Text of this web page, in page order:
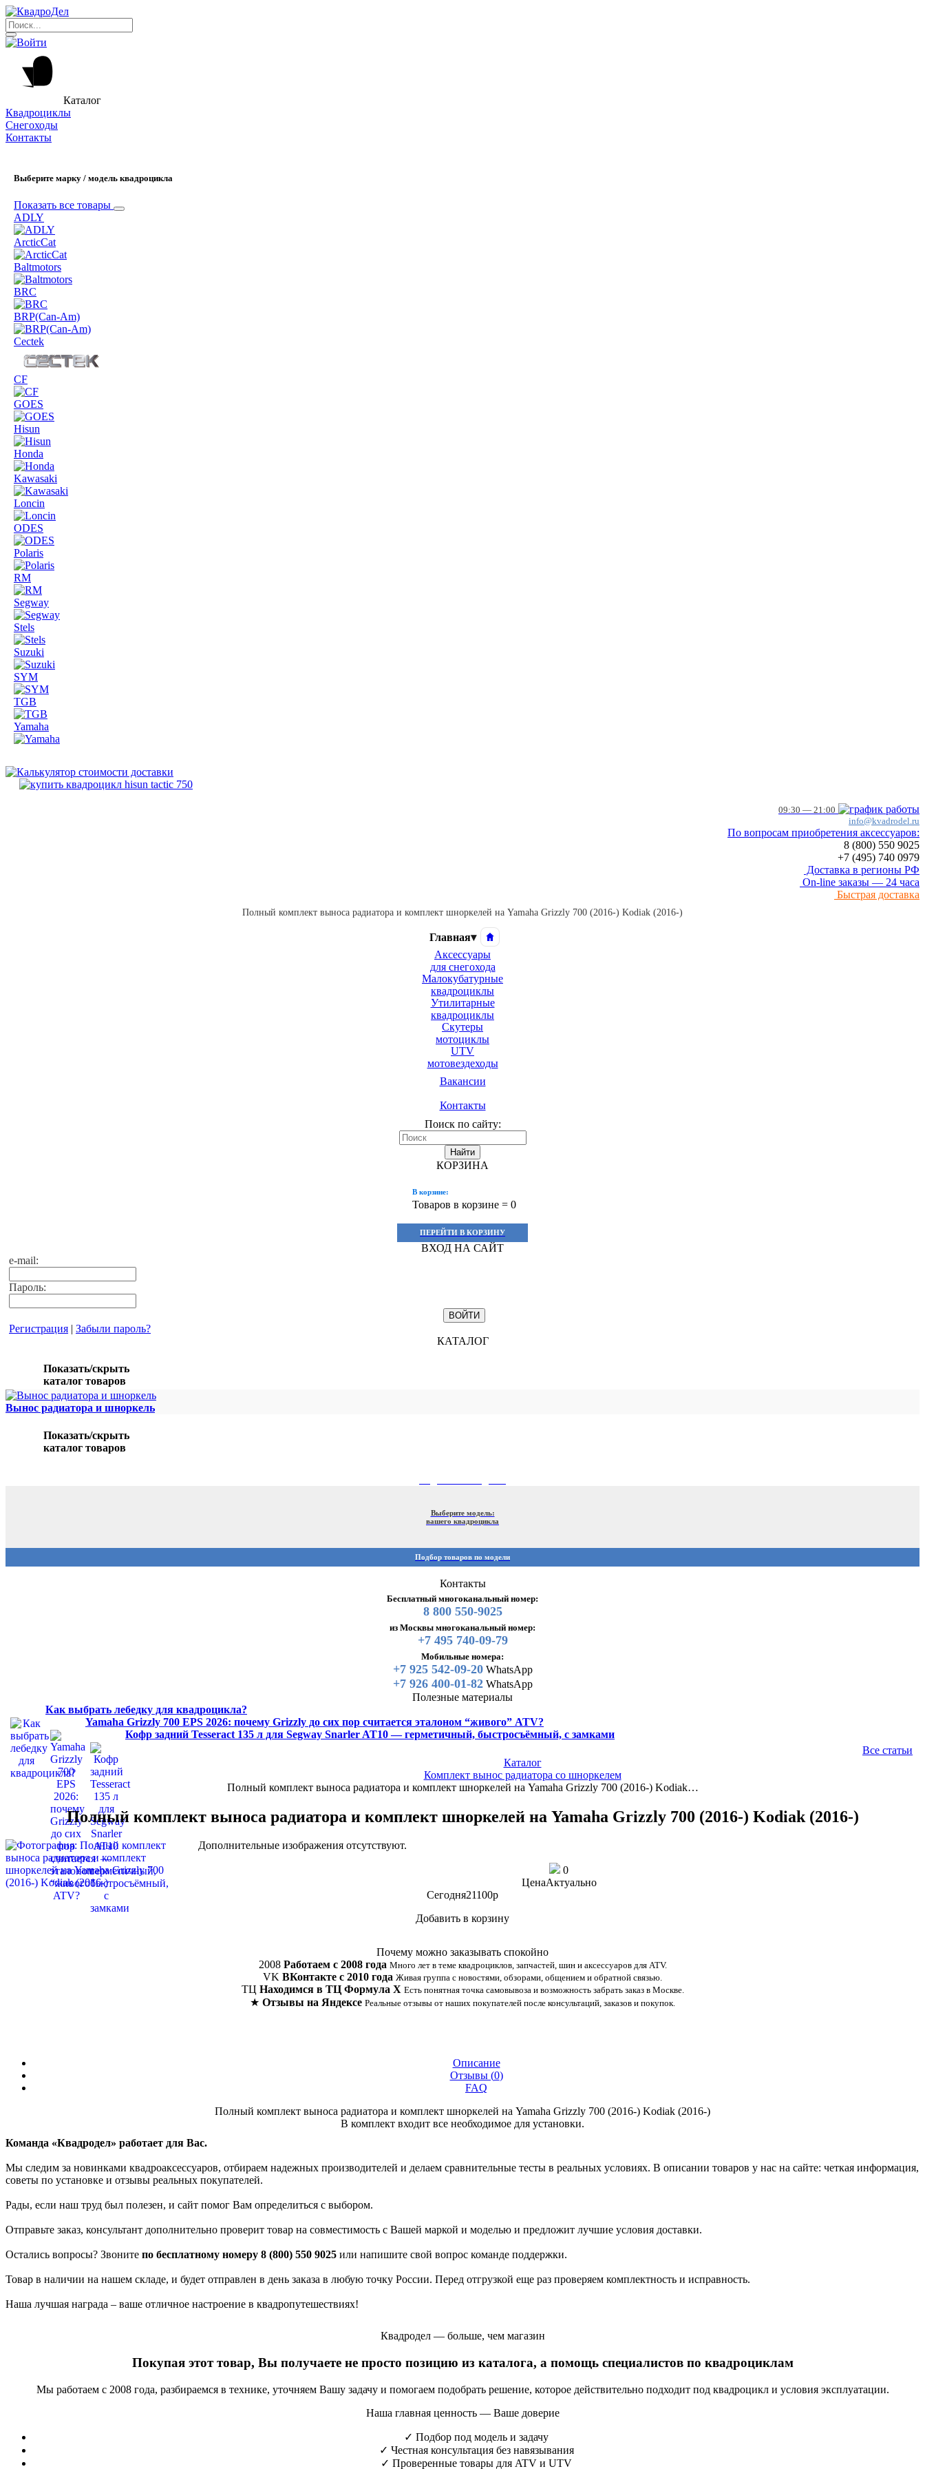
Каталог
Квадроциклы
Снегоходы
Контакты
Выберите марку / модель квадроцикла
Показать все товары
ADLY
ArcticCat
Baltmotors
BRC
BRP(Can-Am)
Cectek
CF
GOES
Hisun
Honda
Kawasaki
Loncin
ODES
Polaris
RM
Segway
Stels
Suzuki
SYM
TGB
Yamaha
09:30 — 21:00
info@kvadrodel.ru
По вопросам приобретения аксессуаров:
8 (800) 550 9025
+7 (495) 740 0979
Доставка в регионы РФ
On-line заказы — 24 часа
Быстрая доставка
Полный комплект выноса радиатора и комплект шноркелей на Yamaha Grizzly 700 (2016-) Kodiak (2016-)
Главная▾
Аксессуары
для снегохода
Малокубатурные
квадроциклы
Утилитарные
квадроциклы
Скутеры
мотоциклы
UTV
мотовездеходы
Вакансии
Контакты
Поиск по сайту:
Найти
КОРЗИНА
В корзине:
Товаров в корзине = 0
ПЕРЕЙТИ В КОРЗИНУ
ВХОД НА САЙТ
e-mail:
Пароль:
Регистрация | Забыли пароль?
КАТАЛОГ
Показать/скрыть
каталог товаров
Вынос радиатора и шноркель
Показать/скрыть
каталог товаров
Выберите модель:
вашего квадроцикла
Подбор товаров по модели
Контакты
Бесплатный многоканальный номер:
8 800 550-9025
из Москвы многоканальный номер:
+7 495 740-09-79
Мобильные номера:
+7 925 542-09-20WhatsApp
+7 926 400-01-82WhatsApp
Полезные материалы
Как выбрать лебедку для квадроцикла?
Yamaha Grizzly 700 EPS 2026: почему Grizzly до сих пор считается эталоном “живого” ATV?
Кофр задний Tesseract 135 л для Segway Snarler AT10 — герметичный, быстросъёмный, с замками
Все статьи
Каталог
Комплект вынос радиатора со шноркелем
Полный комплект выноса радиатора и комплект шноркелей на Yamaha Grizzly 700 (2016-) Kodiak…
Полный комплект выноса радиатора и комплект шноркелей на Yamaha Grizzly 700 (2016-) Kodiak (2016-)
Дополнительные изображения отсутствуют.
0
ЦенаАктуально
Сегодня21100p
Добавить в корзину
Почему можно заказывать спокойно
2008 Работаем с 2008 года Много лет в теме квадроциклов, запчастей, шин и аксессуаров для ATV.
VK ВКонтакте с 2010 года Живая группа с новостями, обзорами, общением и обратной связью.
ТЦ Находимся в ТЦ Формула Х Есть понятная точка самовывоза и возможность забрать заказ в Москве.
★ Отзывы на Яндексе Реальные отзывы от наших покупателей после консультаций, заказов и покупок.
Описание
Отзывы (0)
FAQ
Полный комплект выноса радиатора и комплект шноркелей на Yamaha Grizzly 700 (2016-) Kodiak (2016-)
В комплект входит все необходимое для установки.
Команда «Квадродел» работает для Вас.
Мы следим за новинками квадроаксессуаров, отбираем надежных производителей и делаем сравнительные тесты в реальных условиях. В описании товаров у нас на сайте: четкая информация,
советы по установке и отзывы реальных покупателей.
Рады, если наш труд был полезен, и сайт помог Вам определиться с выбором.
Отправьте заказ, консультант дополнительно проверит товар на совместимость с Вашей маркой и моделью и предложит лучшие условия доставки.
Остались вопросы? Звоните по бесплатному номеру 8 (800) 550 9025 или напишите свой вопрос команде поддержки.
Товар в наличии на нашем складе, и будет отправлен в день заказа в любую точку России. Перед отгрузкой еще раз проверяем комплектность и исправность.
Наша лучшая награда – ваше отличное настроение в квадропутешествиях!
Квадродел — больше, чем магазин
Покупая этот товар, Вы получаете не просто позицию из каталога, а помощь специалистов по квадроциклам
Мы работаем с 2008 года, разбираемся в технике, уточняем Вашу задачу и помогаем подобрать решение, которое действительно подходит под квадроцикл и условия эксплуатации.
Наша главная ценность — Ваше доверие
✓ Подбор под модель и задачу
✓ Честная консультация без навязывания
✓ Проверенные товары для ATV и UTV